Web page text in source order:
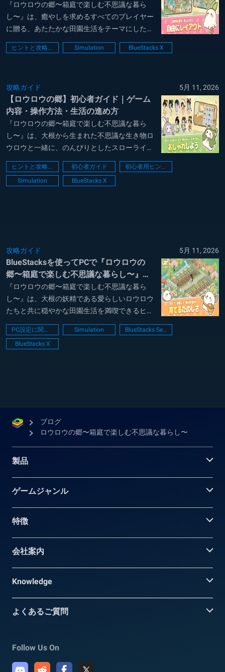
『ロウロウの郷〜箱庭で楽しむ不思議な暮ら
し〜』は、癒やしを求めるすべてのプレイヤー
に贈る、あたたかな田園生活をテーマにした箱
庭ゲームです。相棒となるロウロウたちと協力
して豊かな恵みを収穫し、手作りの家具で生活
作で楽...
ヒントと攻略法 Simulation BlueStacks X
攻略ガイド 5月 11, 2026
【ロウロウの郷】初心者ガイド｜ゲーム
内容・操作方法・生活の進め方
『ロウロウの郷〜箱庭で楽しむ不思議な暮ら
し〜』は、大根から生まれた不思議な生き物ロ
ウロウと一緒に、のんびりとしたスローライフ
を体験できます。忙しい日常を忘れてほっと息
をつけるような優しい世界観が特徴で、農作業
や料理などの日常的な営みを自分のペースで楽
ヒントと攻略法 初心者ガイド
初心者用ヒント
Simulation
BlueStacks X
攻略ガイド 5月 11, 2026
BlueStacksを使ってPCで『ロウロウの
郷〜箱庭で楽しむ不思議な暮らし〜』を
プレイする方法
『ロウロウの郷〜箱庭で楽しむ不思議な暮ら
し〜』は、大根の妖精である愛らしいロウロウ
たちと共に穏やかな田園生活を満喫できるヒー
リング箱庭シミュレーションゲームです。プレ
イヤーはやわらかな色彩に包まれた郷を舞台
に、畑を耕して作物を育てたり川で釣りに興じ
PC設定に関するガイド Simulation
BlueStacks Setup
BlueStacks X
ブログ
ロウロウの郷〜箱庭で楽しむ不思議な暮らし〜
製品
ゲームジャンル
特徴
会社案内
Knowledge
よくあるご質問
Follow Us On